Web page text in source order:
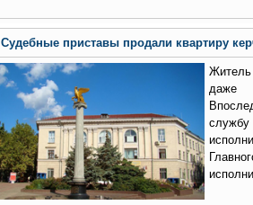
Судебные приставы продали квартиру
Житель
даже
службу